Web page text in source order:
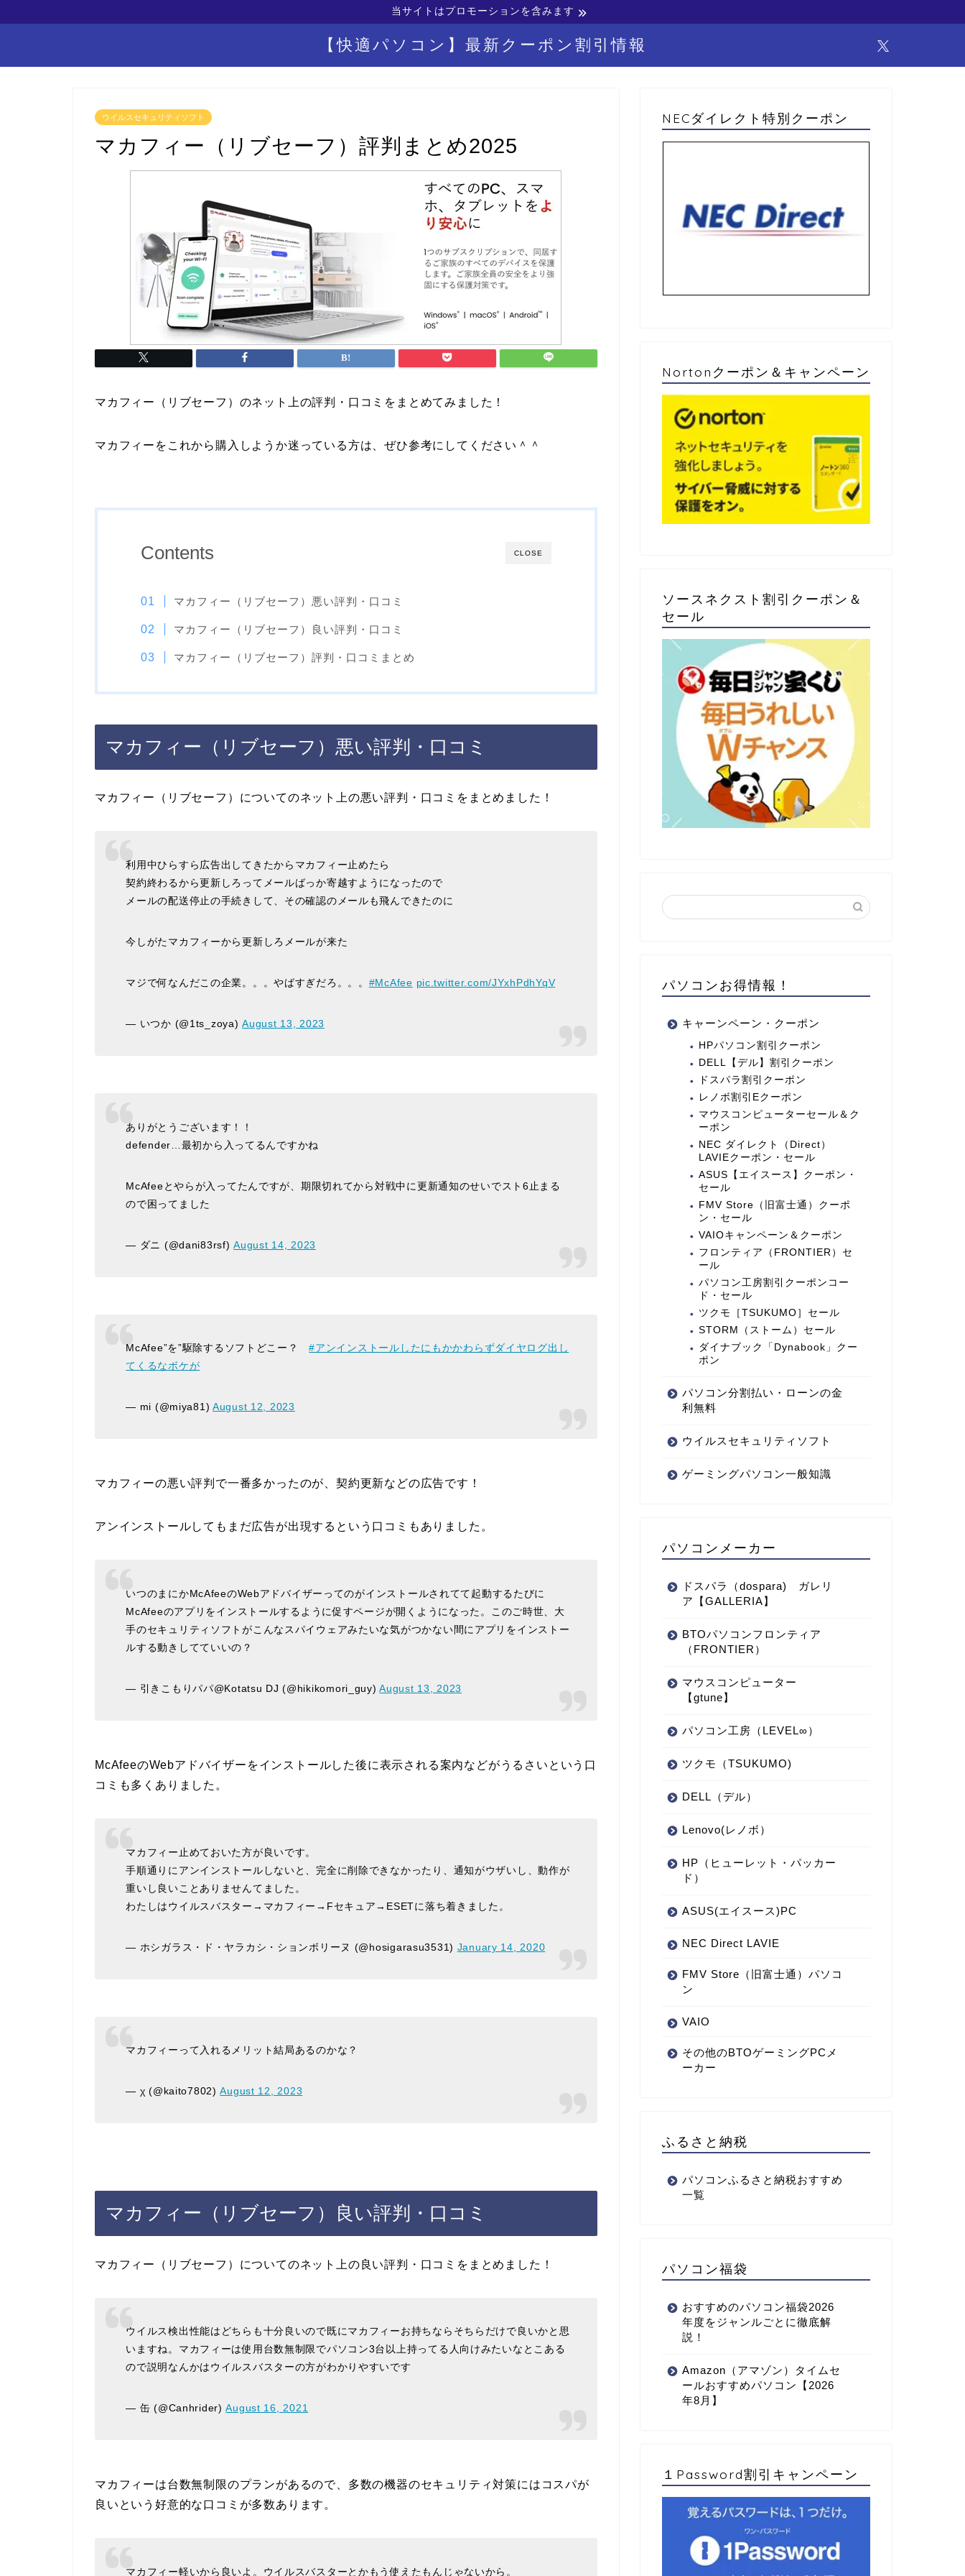
当サイトはプロモーションを含みます
【快適パソコン】最新クーポン割引情報
ウイルスセキュリティソフト
マカフィー（リブセーフ）評判まとめ2025
マカフィー（リブセーフ）のネット上の評判・口コミをまとめてみました！
マカフィーをこれから購入しようか迷っている方は、ぜひ参考にしてください＾＾
CLOSE
Contents
マカフィー（リブセーフ）悪い評判・口コミ
マカフィー（リブセーフ）良い評判・口コミ
マカフィー（リブセーフ）評判・口コミまとめ
マカフィー（リブセーフ）悪い評判・口コミ
マカフィー（リブセーフ）についてのネット上の悪い評判・口コミをまとめました！
利用中ひらすら広告出してきたからマカフィー止めたら
契約終わるから更新しろってメールばっか寄越すようになったので
メールの配送停止の手続きして、その確認のメールも飛んできたのに
今しがたマカフィーから更新しろメールが来た
マジで何なんだこの企業。。。やばすぎだろ。。。 #McAfee pic.twitter.com/JYxhPdhYqV
— いつか (@1ts_zoya)August 13, 2023
ありがとうございます！！
defender…最初から入ってるんですかね
McAfeeとやらが入ってたんですが、期限切れてから対戦中に更新通知のせいでスト6止まる
ので困ってました
— ダニ (@dani83rsf)August 14, 2023
McAfee”を”駆除するソフトどこー？#アンインストールしたにもかかわらずダイヤログ出し
てくるなボケが
— mi (@miya81) August 12, 2023
マカフィーの悪い評判で一番多かったのが、契約更新などの広告です！
アンインストールしてもまだ広告が出現するという口コミもありました。
いつのまにかMcAfeeのWebアドバイザーってのがインストールされてて起動するたびに
McAfeeのアプリをインストールするように促すページが開くようになった。このご時世、大
手のセキュリティソフトがこんなスパイウェアみたいな気がつかない間にアプリをインストー
ルする動きしてていいの？
— 引きこもりパパ@Kotatsu DJ (@hikikomori_guy)August 13, 2023
McAfeeのWebアドバイザーをインストールした後に表示される案内などがうるさいという口
コミも多くありました。
マカフィー止めておいた方が良いです。
手順通りにアンインストールしないと、完全に削除できなかったり、通知がウザいし、動作が
重いし良いことありませんてました。
わたしはウイルスバスター→マカフィー→Fセキュア→ESETに落ち着きました。
— ホシガラス・ド・ヤラカシ・ションボリーヌ (@hosigarasu3531) January 14, 2020
マカフィーって入れるメリット結局あるのかな？
— χ (@kaito7802)August 12, 2023
マカフィー（リブセーフ）良い評判・口コミ
マカフィー（リブセーフ）についてのネット上の良い評判・口コミをまとめました！
ウイルス検出性能はどちらも十分良いので既にマカフィーお持ちならそちらだけで良いかと思
いますね。マカフィーは使用台数無制限でパソコン3台以上持ってる人向けみたいなとこある
ので説明なんかはウイルスバスターの方がわかりやすいです
— 缶 (@Canhrider)August 16, 2021
マカフィーは台数無制限のプランがあるので、多数の機器のセキュリティ対策にはコスパが
良いという好意的な口コミが多数あります。
マカフィー軽いから良いよ。ウイルスバスターとかもう使えたもんじゃないから。
NECダイレクト特別クーポン
Nortonクーポン＆キャンペーン
ソースネクスト割引クーポン＆
セール
パソコンお得情報！
キャーンペーン・クーポン
HPパソコン割引クーポン
DELL【デル】割引クーポン
ドスパラ割引クーポン
レノボ割引Eクーポン
マウスコンピューターセール＆ク
ーポン
NEC ダイレクト（Direct）
LAVIEクーポン・セール
ASUS【エイスース】クーポン・
セール
FMV Store（旧富士通）クーポ
ン・セール
VAIOキャンペーン＆クーポン
フロンティア（FRONTIER）セ
ール
パソコン工房割引クーポンコー
ド・セール
ツクモ［TSUKUMO］セール
STORM（ストーム）セール
ダイナブック「Dynabook」クー
ポン
パソコン分割払い・ローンの金
利無料
ウイルスセキュリティソフト
ゲーミングパソコン一般知識
パソコンメーカー
ドスパラ（dospara) ガレリ
ア【GALLERIA】
BTOパソコンフロンティア
（FRONTIER）
マウスコンピューター
【gtune】
パソコン工房（LEVEL∞）
ツクモ（TSUKUMO)
DELL（デル）
Lenovo(レノボ）
HP（ヒューレット・パッカー
ド）
ASUS(エイスース)PC
NEC Direct LAVIE
FMV Store（旧富士通）パソコ
ン
VAIO
その他のBTOゲーミングPCメ
ーカー
ふるさと納税
パソコンふるさと納税おすすめ
一覧
パソコン福袋
おすすめのパソコン福袋2026
年度をジャンルごとに徹底解
説！
Amazon（アマゾン）タイムセ
ールおすすめパソコン【2026
年8月】
１Password割引キャンペーン